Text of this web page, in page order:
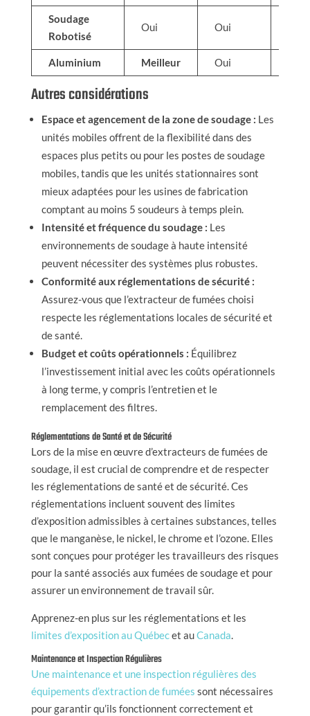
Soudage
Robotisé
Oui Oui
Aluminium Meilleur Oui
Autres considérations
Espace et agencement de la zone de soudage : Les
unités mobiles offrent de la flexibilité dans des
espaces plus petits ou pour les postes de soudage
mobiles, tandis que les unités stationnaires sont
mieux adaptées pour les usines de fabrication
comptant au moins 5 soudeurs à temps plein.
Intensité et fréquence du soudage : Les
environnements de soudage à haute intensité
peuvent nécessiter des systèmes plus robustes.
Conformité aux réglementations de sécurité :
Assurez-vous que l’extracteur de fumées choisi
respecte les réglementations locales de sécurité et
de santé.
Budget et coûts opérationnels : Équilibrez
l’investissement initial avec les coûts opérationnels
à long terme, y compris l’entretien et le
remplacement des filtres.
Réglementations de Santé et de Sécurité
Lors de la mise en œuvre d’extracteurs de fumées de
soudage, il est crucial de comprendre et de respecter
les réglementations de santé et de sécurité. Ces
réglementations incluent souvent des limites
d’exposition admissibles à certaines substances, telles
que le manganèse, le nickel, le chrome et l’ozone. Elles
sont conçues pour protéger les travailleurs des risques
pour la santé associés aux fumées de soudage et pour
assurer un environnement de travail sûr.
Apprenez-en plus sur les réglementations et les
limites d’exposition au Québecet auCanada.
Maintenance et Inspection Régulières
Une maintenance et une inspection régulières des
équipements d’extraction de fumées sont nécessaires
pour garantir qu’ils fonctionnent correctement et